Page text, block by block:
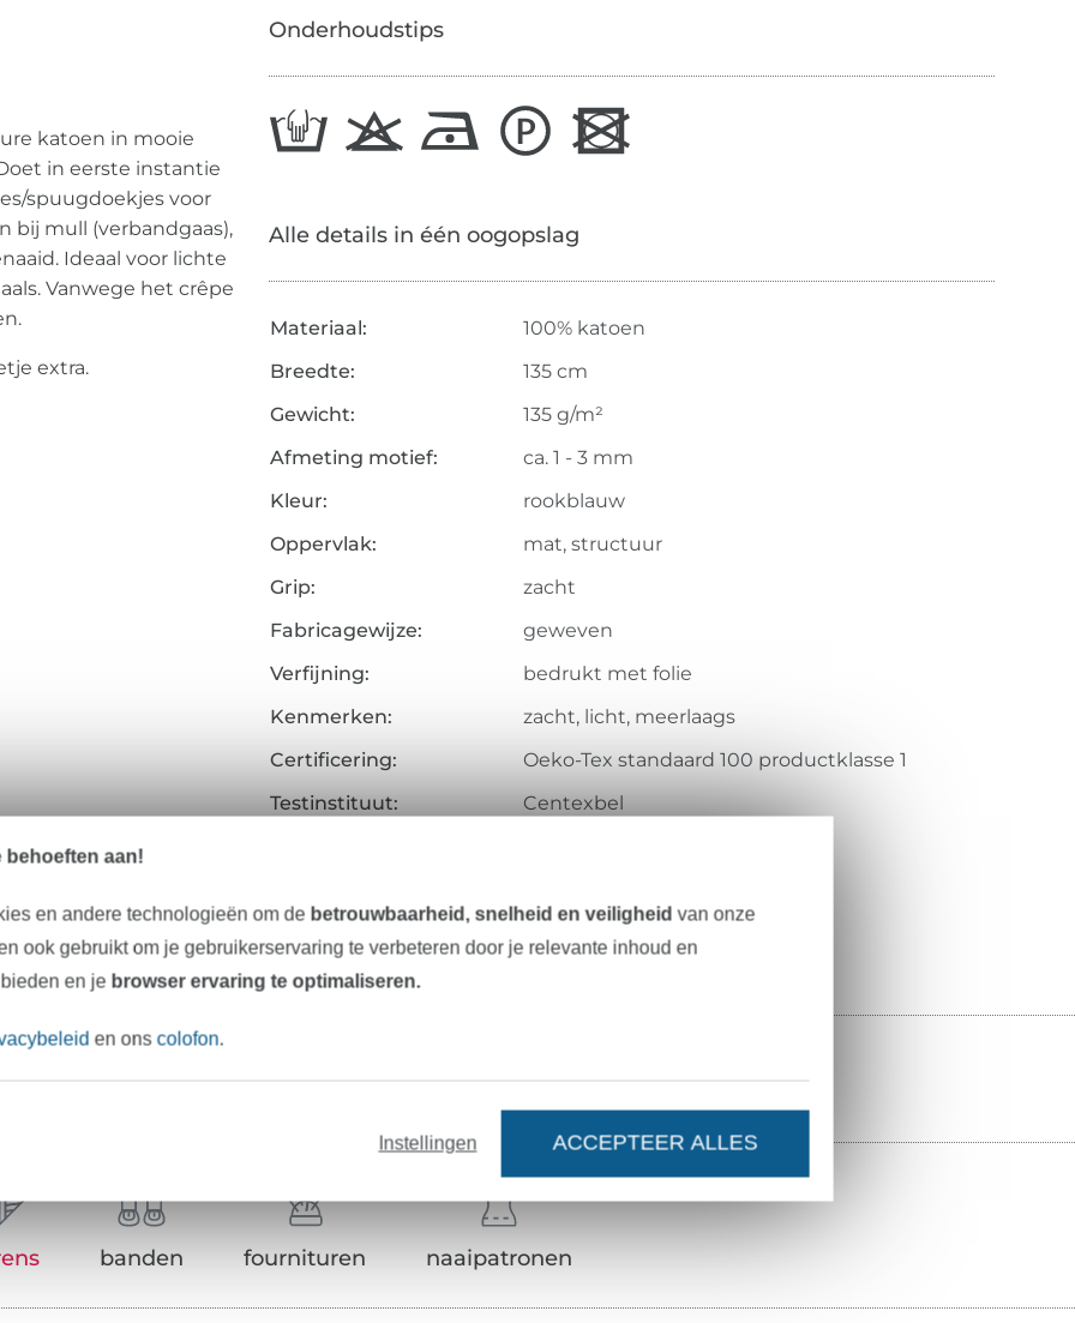
katoen in mooie
in eerste instantie
spuugdoekjes voor
bij mull (verbandgaas),
Ideaal voor lichte
Vanwege het crêpe
extra.
Onderhoudstips
Alle details in één oogopslag
Materiaal:
100% katoen
Breedte:
135 cm
Gewicht:
135 g/m²
Afmeting motief:
ca. 1 - 3 mm
Kleur:
rookblauw
Oppervlak:
mat, structuur
Grip:
zacht
Fabricagewijze:
geweven
Verfijning:
bedrukt met folie
Kenmerken:
zacht, licht, meerlaags
Certificering:
Oeko-Tex standaard 100 productklasse 1
Testinstituut:
Centexbel
Gegevens leverancier
Onze tip: Dit past er bij
banden fournituren naaipatronen
behoeften aan!
en andere technologieën om de betrouwbaarheid, snelheid en veiligheid van onze
ook gebruikt om je gebruikerservaring te verbeteren door je relevante inhoud en
en je browser ervaring te optimaliseren.
en onscolofon.
Instellingen ACCEPTEER ALLES